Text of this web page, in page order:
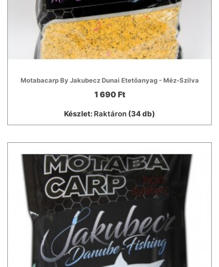
Motabacarp By Jakubecz Dunai Etetőanyag - Méz-Szilva
1 690 Ft
Készlet: Raktáron (34 db)